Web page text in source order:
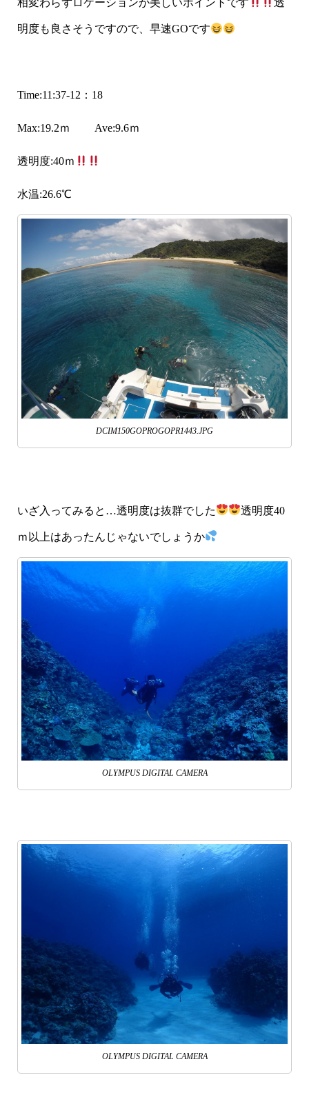
相変わらずロケーションが美しいポイントです 透
明度も良さそうですので、早速GOです
Time:11:37-12：18
Max:19.2ｍ Ave:9.6ｍ
透明度:40ｍ
水温:26.6℃
DCIM150GOPROGOPR1443.JPG
いざ入ってみると…透明度は抜群でした 透明度40
ｍ以上はあったんじゃないでしょうか
OLYMPUS DIGITAL CAMERA
OLYMPUS DIGITAL CAMERA